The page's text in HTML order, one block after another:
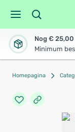
Nog €
Minimum
Homepagina